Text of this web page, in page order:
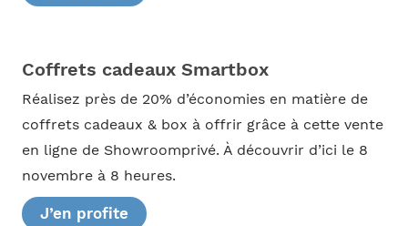
Coffrets cadeaux Smartbox
Réalisez près de 20% d’économies en matière de
coffrets cadeaux & box à offrir grâce à cette vente
en ligne de Showroomprivé. À découvrir d’ici le 8
novembre à 8 heures.
J’en profite